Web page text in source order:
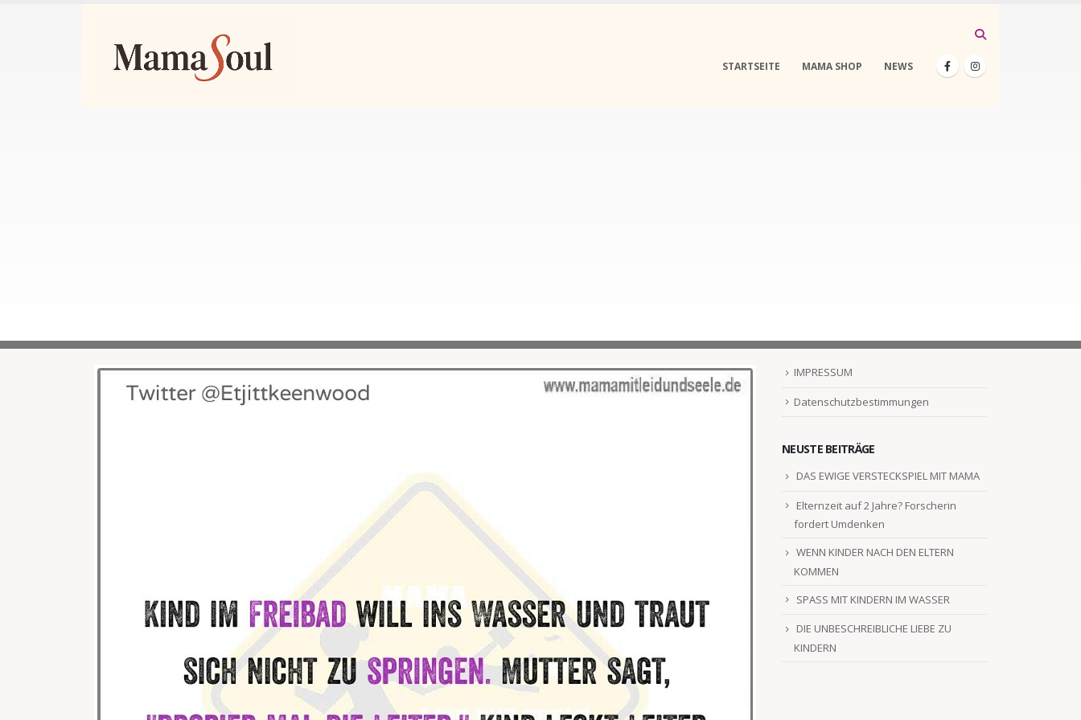
STARTSEITE MAMA SHOP NEWS
IMPRESSUM
Datenschutzbestimmungen
NEUSTE BEITRÄGE
DAS EWIGE VERSTECKSPIEL MIT MAMA
Elternzeit auf 2 Jahre? Forscherin
fordert Umdenken
WENN KINDER NACH DEN ELTERN
KOMMEN
SPASS MIT KINDERN IM WASSER
DIE UNBESCHREIBLICHE LIEBE ZU
KINDERN